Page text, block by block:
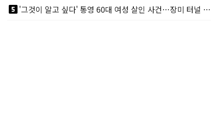
looks_5
'그것이 알고 싶다' 통영 60대 여성 살인 사건…장미 터널 아래 킬러, 누구냐 넌?